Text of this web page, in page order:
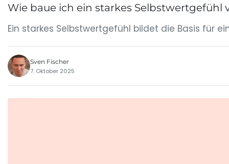
Wie baue ich ein starkes Selbstwertgefühl
Ein starkes Selbstwertgefühl bildet die Basis für
Sven Fischer
7. Oktober 2025